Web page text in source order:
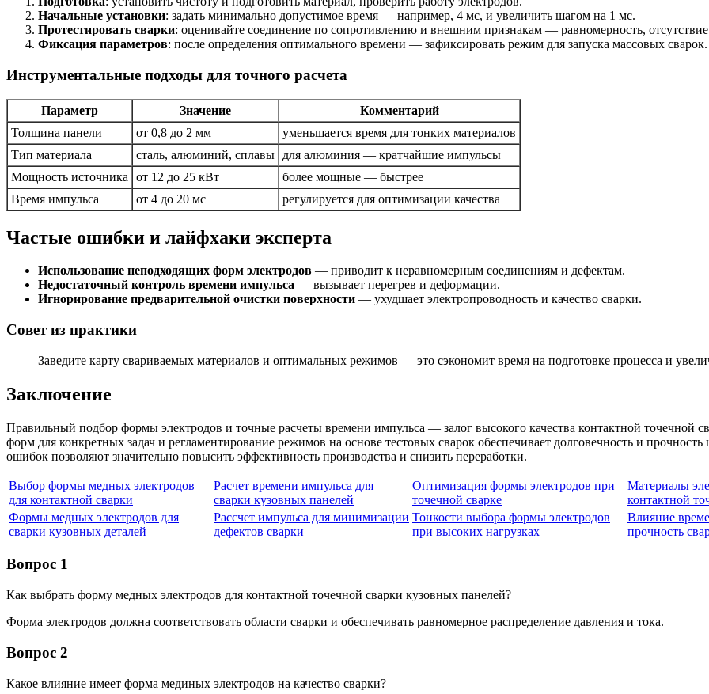
Начальные установки: задать минимально допустимое время — например, 4 мс, и увеличить шагом на 1 мс.
Протестировать сварки: оценивайте соединение по сопротивлению и внешним признакам — равномерность,
Фиксация параметров: после определения оптимального времени — зафиксировать режим для запуска массовых сварок.
Инструментальные подходы для точного расчета
Параметр Значение
Комментарий
Толщина панели
от 0,8 до 2 мм
уменьшается время для тонких материалов
Тип материала
сталь, алюминий, сплавы
для алюминия — кратчайшие импульсы
Мощность источника
от 12 до 25 кВт
более мощные — быстрее
Время импульса
от 4 до 20 мс регулируется для оптимизации качества
Частые ошибки и лайфхаки эксперта
Использование неподходящих форм электродов — приводит к неравномерным соединениям и дефектам.
Недостаточный контроль времени импульса — вызывает перегрев и деформации.
Игнорирование предварительной очистки поверхности — ухудшает электропроводность и качество сварки.
Совет из практики
Заведите карту свариваемых материалов и оптимальных режимов — это сэкономит время на подготовке процесса и
Заключение
Правильный подбор формы электродов и точные расчеты времени импульса — залог высокого качества контактной точечной
форм для конкретных задач и регламентирование режимов на основе тестовых сварок обеспечивает долговечность и
ошибок позволяют значительно повысить эффективность производства и снизить переработки.
Выбор формы медных электродов
для контактной сварки
Расчет времени импульса для
сварки кузовных панелей
Оптимизация формы электродов при
точечной сварке
Материалы
контактной
Формы медных электродов для
сварки кузовных деталей
Рассчет импульса для минимизации
дефектов сварки
Тонкости выбора формы электродов
при высоких нагрузках
Влияние
прочность
Вопрос 1
Как выбрать форму медных электродов для контактной точечной сварки кузовных панелей?
Форма электродов должна соответствовать области сварки и обеспечивать равномерное распределение давления и тока.
Вопрос 2
Какое влияние имеет форма мединых электродов на качество сварки?